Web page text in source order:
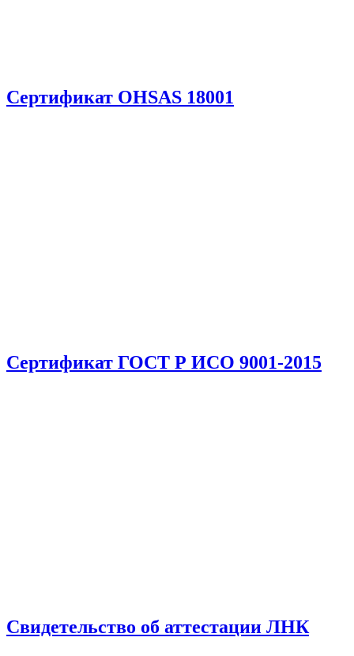
Сертификат OHSAS 18001
Сертификат ГОСТ Р ИСО 9001-2015
Свидетельство об аттестации ЛНК